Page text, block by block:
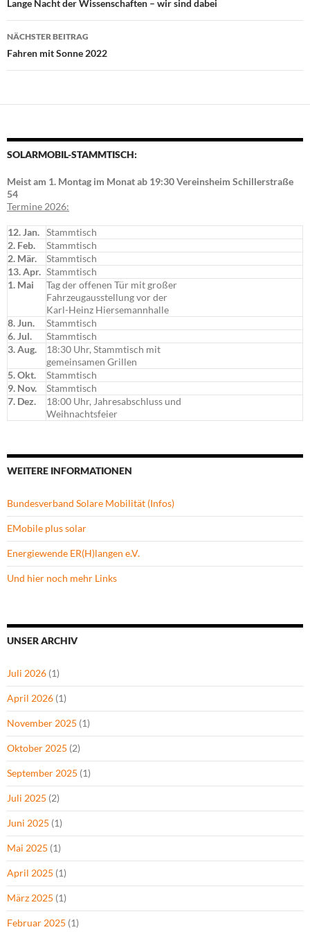
Lange Nacht der Wissenschaften – wir sind dabei
NÄCHSTER BEITRAG
Fahren mit Sonne 2022
SOLARMOBIL-STAMMTISCH:
Meist am 1. Montag im Monat ab 19:30 Vereinsheim Schillerstraße
54
Termine 2026:
12. Jan. Stammtisch
2. Feb.
Stammtisch
2. Mär.
Stammtisch
13. Apr. Stammtisch
1. Mai
Tag der offenen Tür mit großer
Fahrzeugausstellung vor der
Karl-Heinz Hiersemannhalle
8. Jun.
Stammtisch
6. Jul.
Stammtisch
3. Aug.
18:30 Uhr, Stammtisch mit
gemeinsamen Grillen
5. Okt.
Stammtisch
9. Nov.
Stammtisch
7. Dez.
18:00 Uhr, Jahresabschluss und
Weihnachtsfeier
WEITERE INFORMATIONEN
Bundesverband Solare Mobilität (Infos)
EMobile plus solar
Energiewende ER(H)langen e.V.
Und hier noch mehr Links
UNSER ARCHIV
Juli 2026 (1)
April 2026 (1)
November 2025 (1)
Oktober 2025 (2)
September 2025 (1)
Juli 2025 (2)
Juni 2025 (1)
Mai 2025 (1)
April 2025 (1)
März 2025 (1)
Februar 2025 (1)